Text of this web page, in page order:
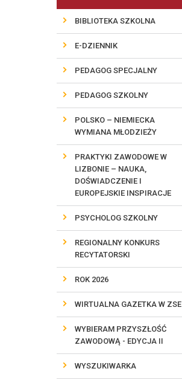
BIBLIOTEKA SZKOLNA
E-DZIENNIK
PEDAGOG SPECJALNY
PEDAGOG SZKOLNY
POLSKO – NIEMIECKA
WYMIANA MŁODZIEŻY
PRAKTYKI ZAWODOWE W
LIZBONIE – NAUKA,
DOŚWIADCZENIE I
EUROPEJSKIE INSPIRACJE
PSYCHOLOG SZKOLNY
REGIONALNY KONKURS
RECYTATORSKI
ROK 2026
WIRTUALNA GAZETKA W ZSE
WYBIERAM PRZYSZŁOŚĆ
ZAWODOWĄ - EDYCJA II
WYSZUKIWARKA